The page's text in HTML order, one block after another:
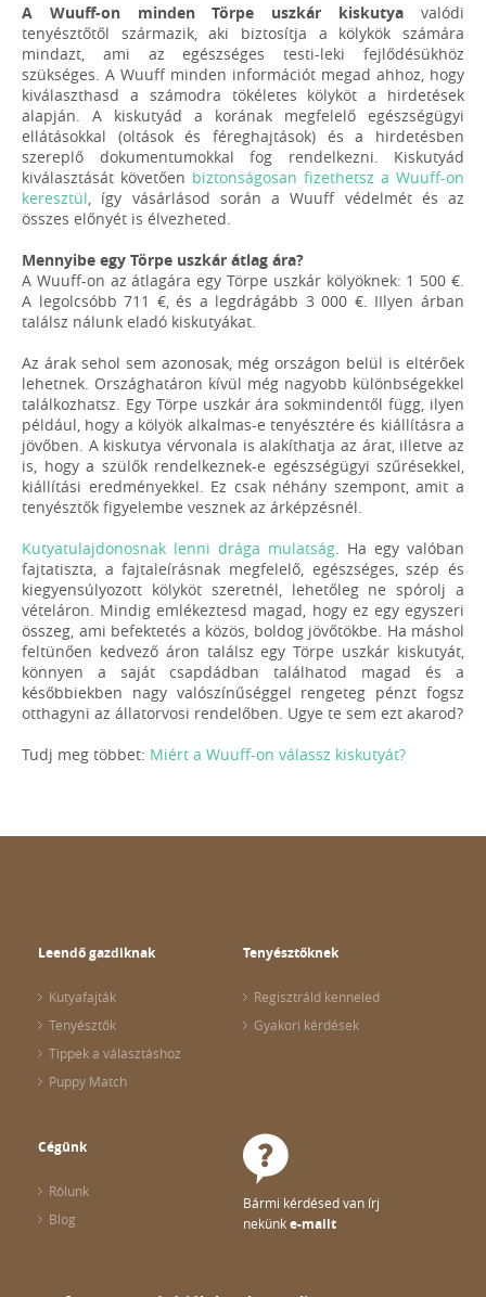
A Wuuff-on minden Törpe uszkár kiskutya valódi
tenyésztőtől származik, aki biztosítja a kölykök számára
mindazt, ami az egészséges testi-leki fejlődésükhöz
szükséges. A Wuuff minden információt megad ahhoz, hogy
kiválaszthasd a számodra tökéletes kölyköt a hirdetések
alapján. A kiskutyád a korának megfelelő egészségügyi
ellátásokkal (oltások és féreghajtások) és a hirdetésben
szereplő dokumentumokkal fog rendelkezni. Kiskutyád
kiválasztását követően biztonságosan fizethetsz a Wuuff-on
keresztül, így vásárlásod során a Wuuff védelmét és az
összes előnyét is élvezheted.
Mennyibe egy Törpe uszkár átlag ára?
A Wuuff-on az átlagára egy Törpe uszkár kölyöknek: 1 500 €.
A legolcsóbb 711 €, és a legdrágább 3 000 €. IIlyen árban
találsz nálunk eladó kiskutyákat.
Az árak sehol sem azonosak, még országon belül is eltérőek
lehetnek. Országhatáron kívül még nagyobb különbségekkel
találkozhatsz. Egy Törpe uszkár ára sokmindentől függ, ilyen
például, hogy a kölyök alkalmas-e tenyésztére és kiállításra a
jövőben. A kiskutya vérvonala is alakíthatja az árat, illetve az
is, hogy a szülők rendelkeznek-e egészségügyi szűrésekkel,
kiállítási eredményekkel. Ez csak néhány szempont, amit a
tenyésztők figyelembe vesznek az árképzésnél.
Kutyatulajdonosnak lenni drága mulatság. Ha egy valóban
fajtatiszta, a fajtaleírásnak megfelelő, egészséges, szép és
kiegyensúlyozott kölyköt szeretnél, lehetőleg ne spórolj a
vételáron. Mindig emlékeztesd magad, hogy ez egy egyszeri
összeg, ami befektetés a közös, boldog jövőtökbe. Ha máshol
feltünően kedvező áron találsz egy Törpe uszkár kiskutyát,
könnyen a saját csapdádban találhatod magad és a
későbbiekben nagy valószínűséggel rengeteg pénzt fogsz
otthagyni az állatorvosi rendelőben. Ugye te sem ezt akarod?
Tudj meg többet: Miért a Wuuff-on válassz kiskutyát?
Leendő gazdiknak
Kutyafajták
Tenyésztők
Tippek a választáshoz
Puppy Match
Tenyésztőknek
Regisztráld kenneled
Gyakori kérdések
Cégünk
Rólunk
Blog
Bármi kérdésed van írj
nekünke-mailt